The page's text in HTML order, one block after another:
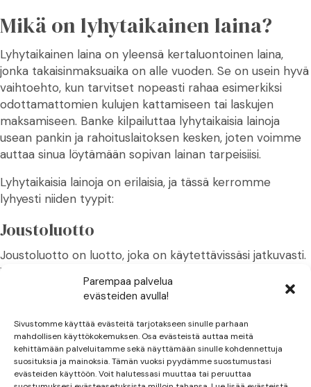
Parempaa palvelua
evästeiden avulla!
Sivustomme käyttää evästeitä tarjotakseen sinulle parhaan
mahdollisen käyttökokemuksen. Osa evästeistä auttaa meitä
kehittämään palveluitamme sekä näyttämään sinulle kohdennettuja
suosituksia ja mainoksia. Tämän vuoksi pyydämme suostumustasi
evästeiden käyttöön. Voit halutessasi muuttaa tai peruuttaa
Mikä on lyhytaikainen laina?
Lyhytaikainen laina on yleensä kertaluontoinen laina,
jonka takaisinmaksuaika on alle vuoden. Se on usein hyvä
vaihtoehto, kun tarvitset nopeasti rahaa esimerkiksi
odottamattomien kulujen kattamiseen tai laskujen
maksamiseen. Banke kilpailuttaa lyhytaikaisia lainoja
usean pankin ja rahoituslaitoksen kesken, joten voimme
auttaa sinua löytämään sopivan lainan tarpeisiisi.
Lyhytaikaisia lainoja on erilaisia, ja tässä kerromme
lyhyesti niiden tyypit:
Joustoluotto
Joustoluotto on luotto, joka on käytettävissäsi jatkuvasti.
Voit nostaa luottoa tarpeen mukaan, ja maksat korkoa
vain nostetusta summasta. Joustoluotto sopii hyvin
Pikavippi
Pikavippi on nopea ja helppo tapa saada lainaa lyhyeksi
ajaksi. Pikavippiä voi hakea netissä tai tekstiviestillä, ja